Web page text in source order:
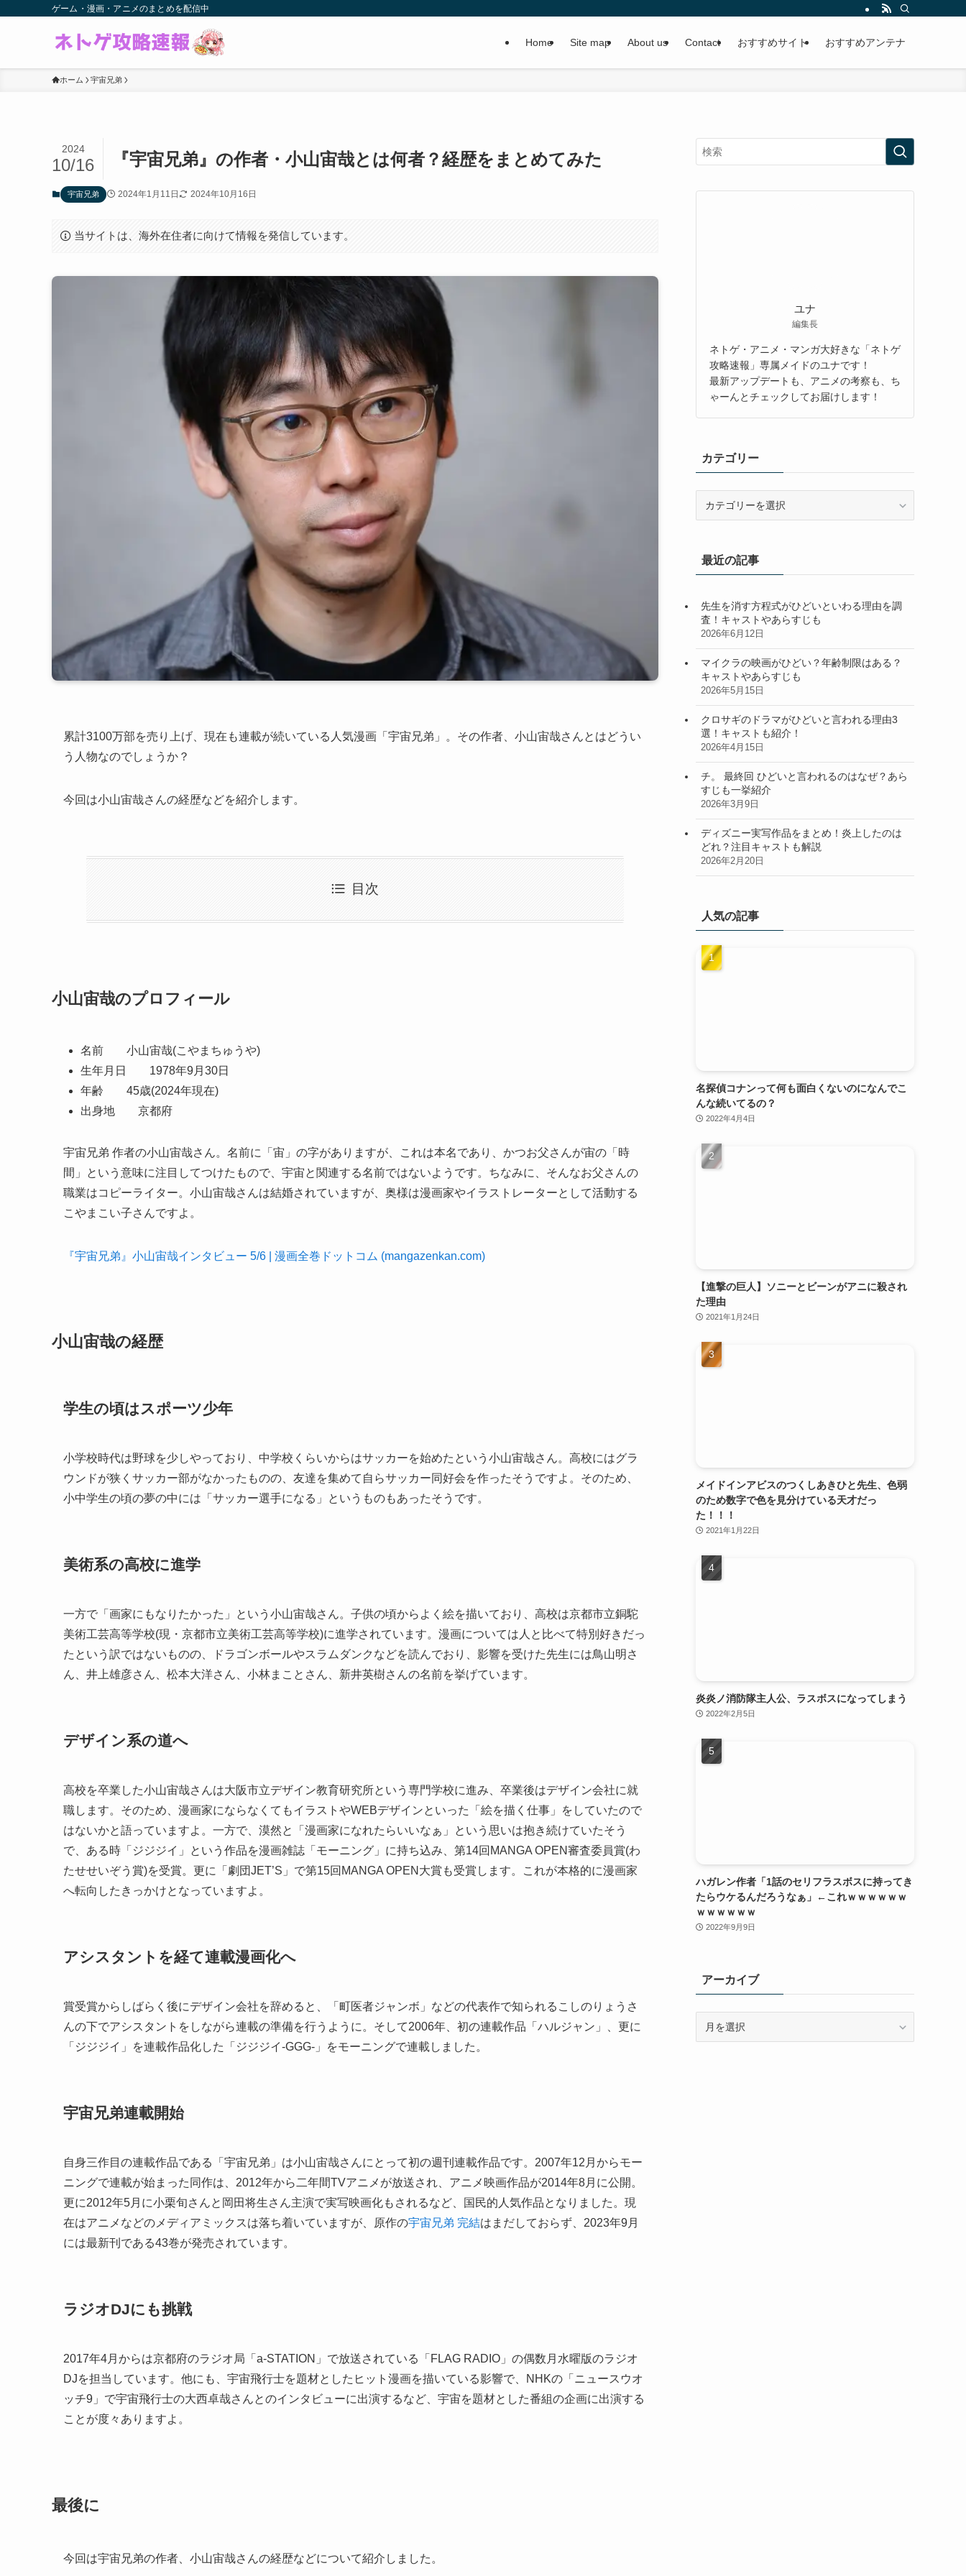
ゲーム・漫画・アニメのまとめを配信中
Home Site map About us Contact おすすめサイト おすすめアンテナ
ホーム 宇宙兄弟
『宇宙兄弟』の作者・小山宙哉とは何者？経歴をまとめてみた
2024
10/16
宇宙兄弟 2024年1月11日 2024年10月16日
当サイトは、海外在住者に向けて情報を発信しています。
累計3100万部を売り上げ、現在も連載が続いている人気漫画「宇宙兄弟」。その作者、小山宙哉さんとはどうい
う人物なのでしょうか？
今回は小山宙哉さんの経歴などを紹介します。
目次
小山宙哉のプロフィール
名前 小山宙哉(こやまちゅうや)
生年月日 1978年9月30日
年齢 45歳(2024年現在)
出身地 京都府
宇宙兄弟 作者の小山宙哉さん。名前に「宙」の字がありますが、これは本名であり、かつお父さんが宙の「時
間」という意味に注目してつけたもので、宇宙と関連する名前ではないようです。ちなみに、そんなお父さんの
職業はコピーライター。小山宙哉さんは結婚されていますが、奥様は漫画家やイラストレーターとして活動する
こやまこい子さんですよ。
『宇宙兄弟』小山宙哉インタビュー 5/6 | 漫画全巻ドットコム (mangazenkan.com)
小山宙哉の経歴
学生の頃はスポーツ少年
小学校時代は野球を少しやっており、中学校くらいからはサッカーを始めたという小山宙哉さん。高校にはグラ
ウンドが狭くサッカー部がなかったものの、友達を集めて自らサッカー同好会を作ったそうですよ。そのため、
小中学生の頃の夢の中には「サッカー選手になる」というものもあったそうです。
美術系の高校に進学
一方で「画家にもなりたかった」という小山宙哉さん。子供の頃からよく絵を描いており、高校は京都市立銅駝
美術工芸高等学校(現・京都市立美術工芸高等学校)に進学されています。漫画については人と比べて特別好きだっ
たという訳ではないものの、ドラゴンボールやスラムダンクなどを読んでおり、影響を受けた先生には鳥山明さ
ん、井上雄彦さん、松本大洋さん、小林まことさん、新井英樹さんの名前を挙げています。
デザイン系の道へ
高校を卒業した小山宙哉さんは大阪市立デザイン教育研究所という専門学校に進み、卒業後はデザイン会社に就
職します。そのため、漫画家にならなくてもイラストやWEBデザインといった「絵を描く仕事」をしていたので
はないかと語っていますよ。一方で、漠然と「漫画家になれたらいいなぁ」という思いは抱き続けていたそう
で、ある時「ジジジイ」という作品を漫画雑誌「モーニング」に持ち込み、第14回MANGA OPEN審査委員賞(わ
たせせいぞう賞)を受賞。更に「劇団JET’S」で第15回MANGA OPEN大賞も受賞します。これが本格的に漫画家
へ転向したきっかけとなっていますよ。
アシスタントを経て連載漫画化へ
賞受賞からしばらく後にデザイン会社を辞めると、「町医者ジャンボ」などの代表作で知られるこしのりょうさ
んの下でアシスタントをしながら連載の準備を行うように。そして2006年、初の連載作品「ハルジャン」、更に
「ジジジイ」を連載作品化した「ジジジイ‐GGG‐」をモーニングで連載しました。
宇宙兄弟連載開始
自身三作目の連載作品である「宇宙兄弟」は小山宙哉さんにとって初の週刊連載作品です。2007年12月からモー
ニングで連載が始まった同作は、2012年から二年間TVアニメが放送され、アニメ映画作品が2014年8月に公開。
更に2012年5月に小栗旬さんと岡田将生さん主演で実写映画化もされるなど、国民的人気作品となりました。現
在はアニメなどのメディアミックスは落ち着いていますが、原作の宇宙兄弟 完結はまだしておらず、2023年9月
には最新刊である43巻が発売されています。
ラジオDJにも挑戦
2017年4月からは京都府のラジオ局「a-STATION」で放送されている「FLAG RADIO」の偶数月水曜版のラジオ
DJを担当しています。他にも、宇宙飛行士を題材としたヒット漫画を描いている影響で、NHKの「ニュースウオ
ッチ9」で宇宙飛行士の大西卓哉さんとのインタビューに出演するなど、宇宙を題材とした番組の企画に出演する
ことが度々ありますよ。
最後に
今回は宇宙兄弟の作者、小山宙哉さんの経歴などについて紹介しました。
ユナ
編集長
ネトゲ・アニメ・マンガ大好きな「ネトゲ
攻略速報」専属メイドのユナです！
最新アップデートも、アニメの考察も、ち
ゃーんとチェックしてお届けします！
カテゴリー
ー最近の記事
先生を消す方程式がひどいといわる理由を調
査！キャストやあらすじも
2026年6月12日
マイクラの映画がひどい？年齢制限はある？
キャストやあらすじも
2026年5月15日
クロサギのドラマがひどいと言われる理由3
選！キャストも紹介！
2026年4月15日
チ。 最終回 ひどいと言われるのはなぜ？あら
すじも一挙紹介
2026年3月9日
ディズニー実写作品をまとめ！炎上したのは
どれ？注目キャストも解説
2026年2月20日
人気の記事
名探偵コナンって何も面白くないのになんでこ
んな続いてるの？
2022年4月4日
【進撃の巨人】ソニーとビーンがアニに殺され
た理由
2021年1月24日
メイドインアビスのつくしあきひと先生、色弱
のため数字で色を見分けている天才だっ
た！！！
2021年1月22日
炎炎ノ消防隊主人公、ラスボスになってしまう
2022年2月5日
ハガレン作者「1話のセリフラスボスに持ってき
たらウケるんだろうなぁ」←これｗｗｗｗｗｗ
ｗｗｗｗｗｗ
2022年9月9日
アーカイブ